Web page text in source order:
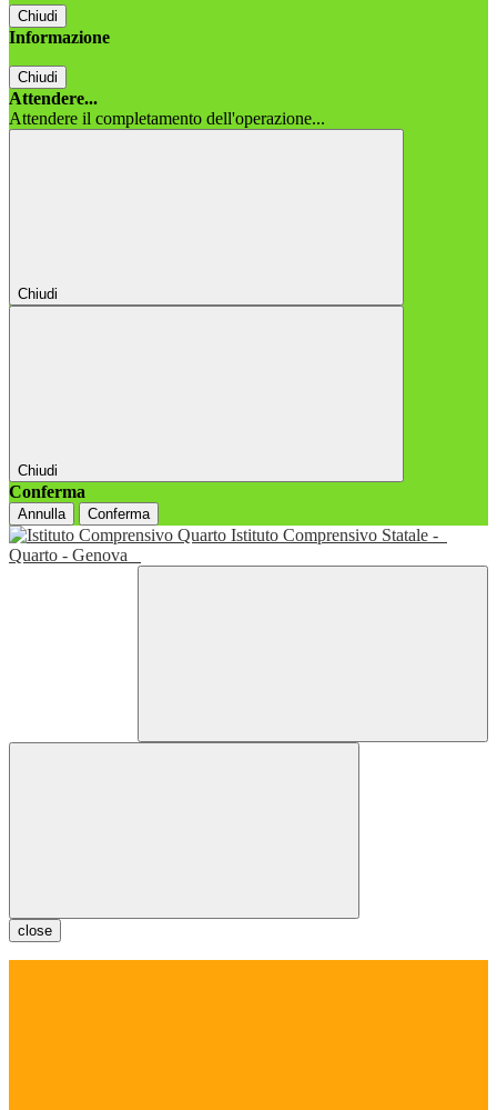
Chiudi
Informazione
Chiudi
Attendere...
Attendere il completamento dell'operazione...
Chiudi
Chiudi
Conferma
Annulla Conferma
Istituto Comprensivo Statale -
Quarto - Genova
close